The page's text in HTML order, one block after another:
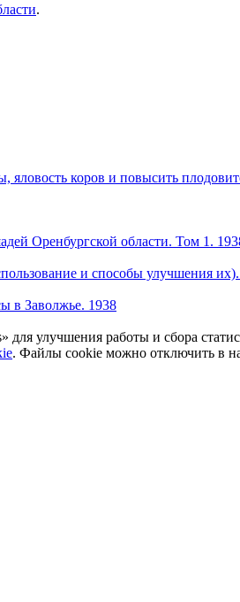
.
коров и повысить
Оренбургской области. Том 1.
и способы улучшения
в Заволжье. 1938
для улучшения работы и сбора
. Файлы cookie можно отключить в